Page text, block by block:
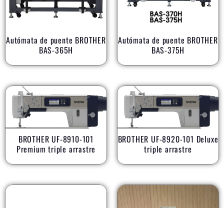
Autómata de puente BROTHER
BAS-365H
Autómata de puente BROTHER
BAS-375H
BROTHER UF-8910-101
Premium triple arrastre
BROTHER UF-8920-101 Deluxe
triple arrastre